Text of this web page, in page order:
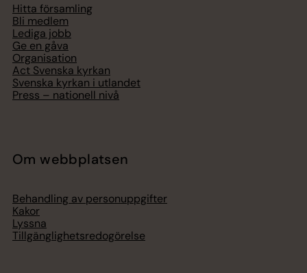
Hitta församling
Bli medlem
Lediga jobb
Ge en gåva
Organisation
Act Svenska kyrkan
Svenska kyrkan i utlandet
Press – nationell nivå
Om webbplatsen
Behandling av personuppgifter
Kakor
Lyssna
Tillgänglighetsredogörelse